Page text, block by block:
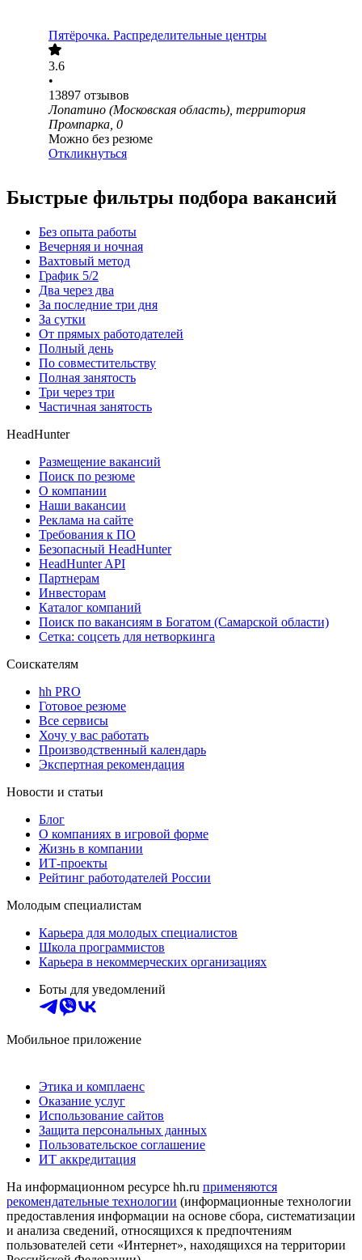
Пятёрочка. Распределительные центры
3.6
•
13897 отзывов
Лопатино (Московская область), территория
Промпарка, 0
Можно без резюме
Откликнуться
Быстрые фильтры подбора вакансий
Без опыта работы
Вечерняя и ночная
Вахтовый метод
График 5/2
Два через два
За последние три дня
За сутки
От прямых работодателей
Полный день
По совместительству
Полная занятость
Три через три
Частичная занятость
HeadHunter
Размещение вакансий
Поиск по резюме
О компании
Наши вакансии
Реклама на сайте
Требования к ПО
Безопасный HeadHunter
HeadHunter API
Партнерам
Инвесторам
Каталог компаний
Поиск по вакансиям в Богатом (Самарской области)
Сетка: соцсеть для нетворкинга
Соискателям
hh PRO
Готовое резюме
Все сервисы
Хочу у вас работать
Производственный календарь
Экспертная рекомендация
Новости и статьи
Блог
О компаниях в игровой форме
Жизнь в компании
ИТ-проекты
Рейтинг работодателей России
Молодым специалистам
Карьера для молодых специалистов
Школа программистов
Карьера в некоммерческих организациях
Боты для уведомлений
Мобильное приложение
Этика и комплаенс
Оказание услуг
Использование сайтов
Защита персональных данных
Пользовательское соглашение
ИТ аккредитация
На информационном ресурсе hh.ru применяются
рекомендательные технологии (информационные технологии
предоставления информации на основе сбора, систематизации
и анализа сведений, относящихся к предпочтениям
пользователей сети «Интернет», находящихся на территории